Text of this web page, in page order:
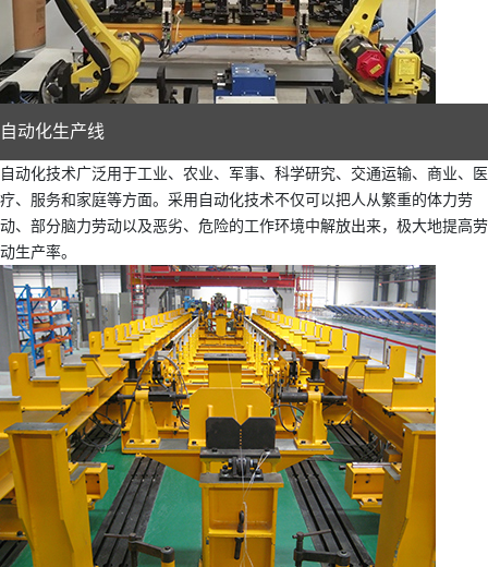
自动化生产线
自动化技术广泛用于工业、农业、军事、科学研究、交通运输、商业、医
疗、服务和家庭等方面。采用自动化技术不仅可以把人从繁重的体力劳
动、部分脑力劳动以及恶劣、危险的工作环境中解放出来，极大地提高劳
动生产率。